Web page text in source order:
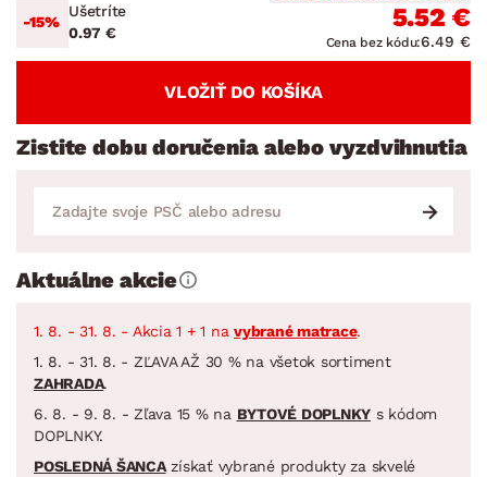
-15%
Ušetríte
0.97 €
5.52 €
Cena bez kódu:6.49 €
VLOŽIŤ DO KOŠÍKA
Zistite dobu doručenia alebo vyzdvihnutia
Aktuálne akcie
1. 8. - 31. 8. - Akcia 1 + 1 na vybrané matrace.
1. 8. - 31. 8. - ZĽAVA AŽ 30 % na všetok sortiment
ZAHRADA.
6. 8. - 9. 8. - Zľava 15 % na BYTOVÉ DOPLNKY s kódom
DOPLNKY.
POSLEDNÁ ŠANCAzískať vybrané produkty za skvelé